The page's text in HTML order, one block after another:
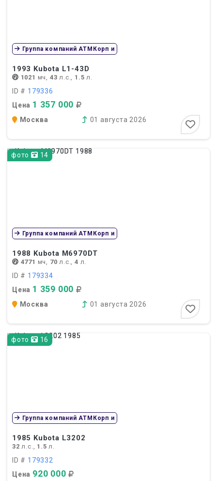
1993 Kubota L1-43D
1021 мч, 43 л.с., 1.5 л.
ID # 179336
Цена 1 357 000
Группа компаний АТМКорп и
Москва 01 августа 2026
фото 14
1988 Kubota M6970DT
4771 мч, 70 л.с.,4 л.
ID # 179334
Цена 1 359 000
Группа компаний АТМКорп и
Москва 01 августа 2026
фото 16
1985 Kubota L3202
32 л.с., 1.5 л.
ID # 179332
Цена 920 000
Группа компаний АТМКорп и